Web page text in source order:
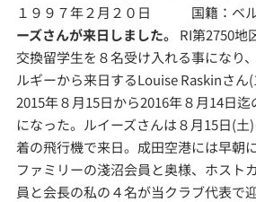
１９９７年２月２０日 国籍：ベ
ーズさんが来日しました。
RI第2750地
交換留学生を８名受け入れる事になり
ルギーから来日するLouise Raskinさん
2015年８月15日から2016年８月14日
になった。ルイーズさんは８月15日(
着の飛行機で来日。成田空港には早朝
ファミリーの淺沼会員と奥様、ホスト
員と会長の私の４名が当クラブ代表で